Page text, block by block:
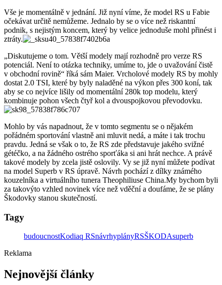
Vše je momentálně v jednání. Již nyní víme, že model RS u Fabie
očekávat určitě nemůžeme. Jednalo by se o více než riskantní
podnik, s nejistým koncem, který by velice jednoduše mohl přinést i
ztráty.
„Diskutujeme o tom. Větší modely mají rozhodně pro verze RS
potenciál. Není to otázka techniky, umíme to, jde o uvažování čistě
v obchodní rovině“ říká sám Maier. Vrcholové modely RS by mohly
dostat 2.0 TSI, které by byly naladěné na výkon přes 300 koní, tak
aby se co nejvíce lišily od momentální 280k top modelu, který
kombinuje pohon všech čtyř kol a dvouspojkovou převodovku.
Mohlo by vás napadnout, že v tomto segmentu se o nějakém
pořádném sportování vlastně ani mluvit nedá, a máte i tak trochu
pravdu. Jedná se však o to, že RS zde představuje jakého svižné
gétéčko, a na žádného ostrého sporťáka si ani hrát nechce. A právě
takové modely by zcela jistě oslovily. Vy se již nyní můžete podívat
na model Superb v RS úpravě. Návrh pochází z dílky známého
kouzelníka a virtuálního tunera Theophiliuse China.My bychom byli
za takovýto vzhled novinek více než vděční a doufáme, že se plány
Škodovky stanou skutečností.
Tagy
budoucnostKodiaq RSnávrhyplányRSŠKODAsuperb
Reklama
Nejnovější články